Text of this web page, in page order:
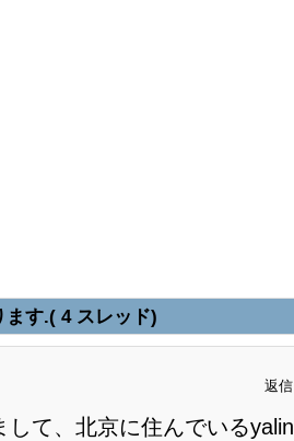
す.( 4 スレッド)
返
して、北京に住んでいる